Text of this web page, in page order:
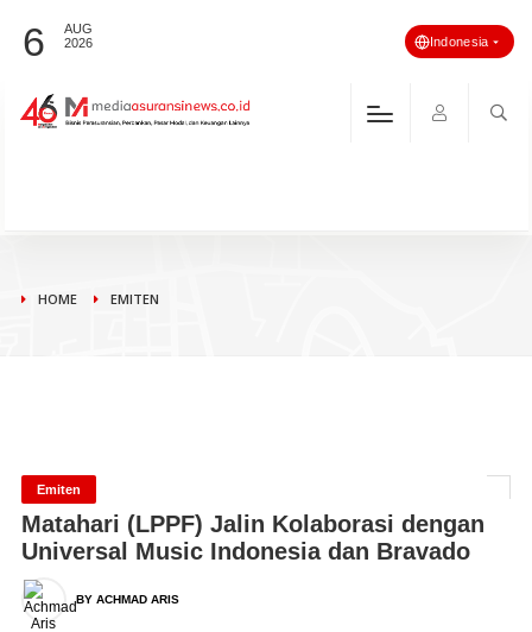
6
AUG
2026
Indonesia
HOME EMITEN
Emiten
Matahari (LPPF) Jalin Kolaborasi dengan
Universal Music Indonesia dan Bravado
BY ACHMAD ARIS